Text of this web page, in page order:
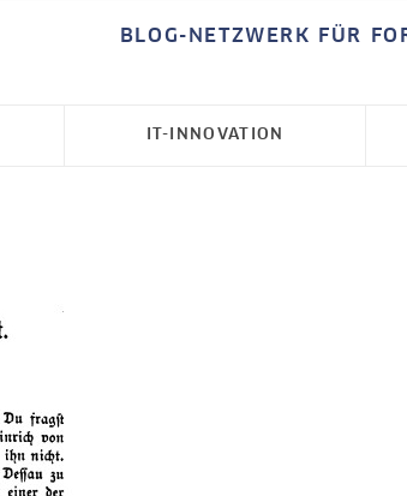
BLOG-NETZWERK FÜR
IT-INNOVATION